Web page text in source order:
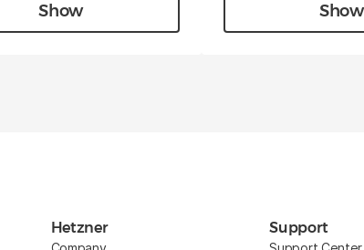
Show Show
Hetzner Support